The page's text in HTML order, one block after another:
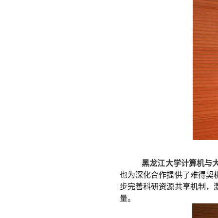
黑龙江大学计算机与
也为深化合作提供了难得契
步完善科研资源共享机制，
量。